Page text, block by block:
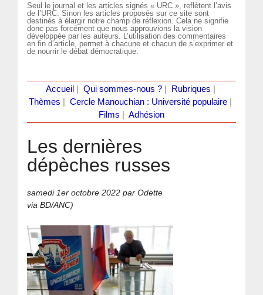
Seul le journal et les articles signés « URC », reflètent l’avis
de l’URC. Sinon les articles proposés sur ce site sont
destinés à élargir notre champ de réflexion. Cela ne signifie
donc pas forcément que nous approuvions la vision
développée par les auteurs. L’utilisation des commentaires
en fin d’article, permet à chacune et chacun de s’exprimer et
de nourrir le débat démocratique.
Accueil Qui sommes-nous ?| Rubriques
Thèmes
Cercle Manouchian : Université populaire
Films
Adhésion
Les dernières
dépèches russes
samedi 1er octobre 2022 par Odette
via BD/ANC)